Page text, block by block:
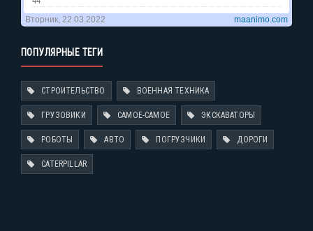
ПОПУЛЯРНЫЕ ТЕГИ
СТРОИТЕЛЬСТВО ВОЕННАЯ ТЕХНИКА
ГРУЗОВИКИ САМОЕ-САМОЕ ЭКСКАВАТОРЫ
РОБОТЫ АВТО ПОГРУЗЧИКИ ДОРОГИ
CATERPILLAR